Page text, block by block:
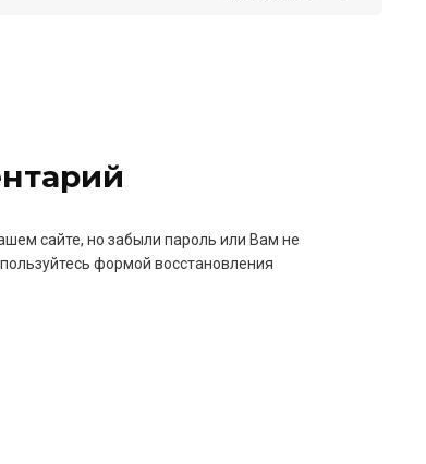
сайте, но забыли пароль или Вам не
формой восстановления